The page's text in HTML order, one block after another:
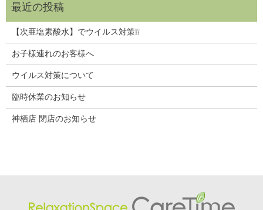
【次亜塩素酸水】でウイルス対策❕❕
お子様連れのお客様へ
ウイルス対策について
臨時休業のお知らせ
神栖店 閉店のお知らせ